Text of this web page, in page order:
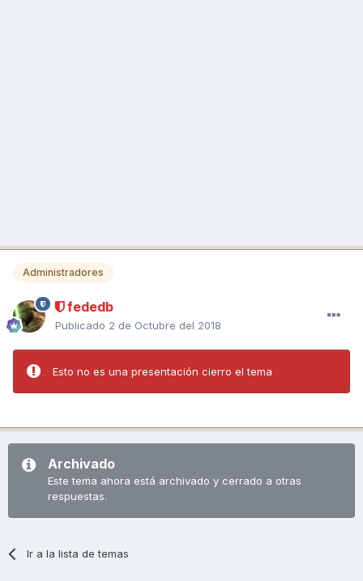
Administradores
fededb
Publicado 2 de Octubre del 2018
Esto no es una presentación cierro el tema
Archivado
Este tema ahora está archivado y cerrado a otras
respuestas.
Ir a la lista de temas